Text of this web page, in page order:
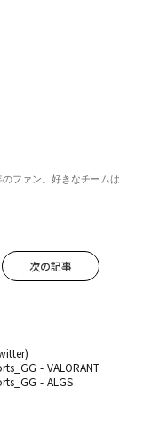
ファン。好きなチームは
次の記事
- VALORANT
- ALGS